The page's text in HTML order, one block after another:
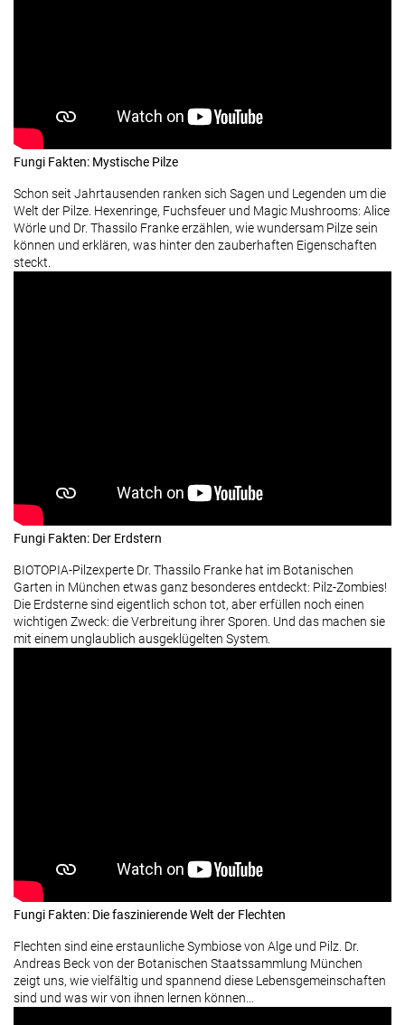
Fungi Fakten: Mystische Pilze
Schon seit Jahrtausenden ranken sich Sagen und Legenden um die
Welt der Pilze. Hexenringe, Fuchsfeuer und Magic Mushrooms: Alice
Wörle und Dr. Thassilo Franke erzählen, wie wundersam Pilze sein
können und erklären, was hinter den zauberhaften Eigenschaften
steckt.
Fungi Fakten: Der Erdstern
BIOTOPIA-Pilzexperte Dr. Thassilo Franke hat im Botanischen
Garten in München etwas ganz besonderes entdeckt: Pilz-Zombies!
Die Erdsterne sind eigentlich schon tot, aber erfüllen noch einen
wichtigen Zweck: die Verbreitung ihrer Sporen. Und das machen sie
mit einem unglaublich ausgeklügelten System.
Fungi Fakten: Die faszinierende Welt der Flechten
Flechten sind eine erstaunliche Symbiose von Alge und Pilz. Dr.
Andreas Beck von der Botanischen Staatssammlung München
zeigt uns, wie vielfältig und spannend diese Lebensgemeinschaften
sind und was wir von ihnen lernen können…